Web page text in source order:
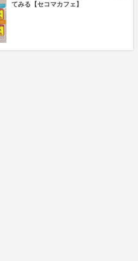
てみる【セコマカフェ】